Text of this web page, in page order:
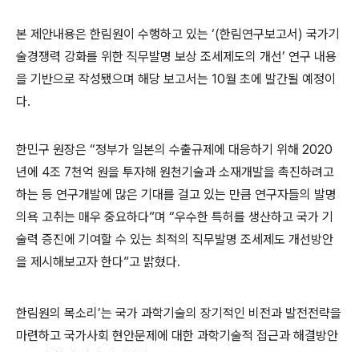
본 제안내용은 한림원이 수행하고 있는 ‘(한림연구보고서) 국가기
술경쟁력 강화를 위한 직무발명 보상 조세제도의 개선’ 연구 내용
을 기반으로 작성됐으며 해당 보고서는 10월 초에 발간될 예정이
다.
한민구 원장은 “정부가 일본의 수출규제에 대응하기 위해 2020
년에 4조 7천억 원을 투자해 원천기술과 소재개발을 촉진하려고
하는 등 연구개발에 많은 기대를 걸고 있는 만큼 연구자들의 발명
의욕 고취는 매우 중요하다”며 “우수한 특허를 생산하고 국가 기
술력 증진에 기여할 수 있는 최적의 직무발명 조세제도 개선방안
을 제시해보고자 한다”고 밝혔다.
한림원의 목소리’는 국가 과학기술의 장기적인 비전과 발전전략을
마련하고 국가사회 현안문제에 대한 과학기술적 접근과 해결방안